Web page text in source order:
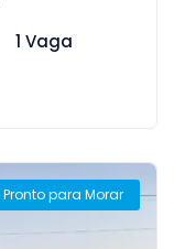
1 Vaga
Pronto para Morar